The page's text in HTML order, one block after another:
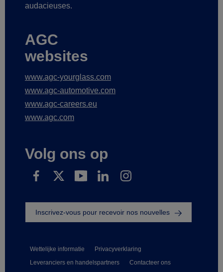
audacieuses.
AGC
websites
www.agc-yourglass.com
www.agc-automotive.com
www.agc-careers.eu
www.agc.com
Volg ons op
Wettelijke informatie
Privacyverklaring
Leveranciers en handelspartners
Contacteer ons
Inscrivez-vous pour recevoir nos nouvelles